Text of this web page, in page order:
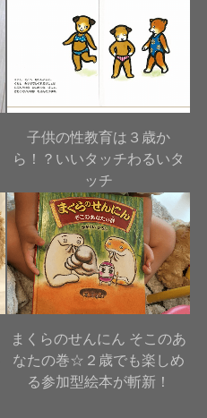
子供の性教育は３歳か
ら！？いいタッチわるいタ
ッチ
まくらのせんにん そこのあ
なたの巻☆２歳でも楽しめ
る参加型絵本が斬新！